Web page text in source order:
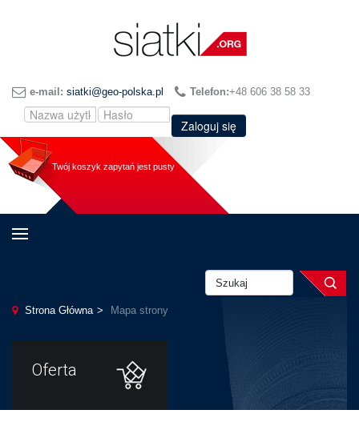
e-mail: siatki@geo-polska.pl Telefon:+48 606 38 58 33
Zaloguj się
Twój koszyk zapytań jest pusty
Strona Główna Mapa strony
Oferta